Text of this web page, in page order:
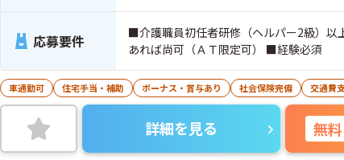
応募要件
■介護職員初任者研修（ヘルパー2級）
あれば尚可（ＡＴ限定可） ■経験必須
車通勤可 住宅手当・補助 ボーナス・賞与あり 社会保険完備 交通費
詳細を見る 無料